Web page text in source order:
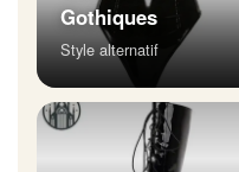
Gothiques
Style alternatif